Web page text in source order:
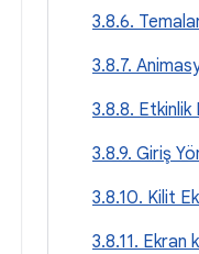
3.8.6.
3.8.7.
3.8.8.
3.8.9. Giriş
3.8.10. Kilit
3.8.11. Ekran